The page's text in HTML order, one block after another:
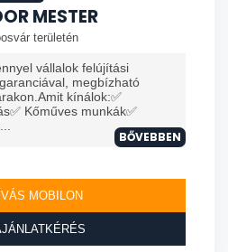
MESTER
területén
vállalok felújítási
megbízható
kínálok:✅
Kőműves munkák✅
BŐVEBBEN
MOBILON